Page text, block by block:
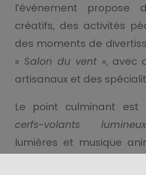
l’événement propose
créatifs, des activités
des moments de
« Salon du vent », avec
artisanaux et des
Le point culminant est
cerfs-volants lumineux
lumières et musique